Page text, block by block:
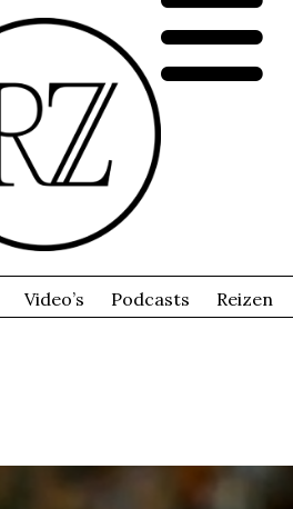
Video’s Podcasts Reizen